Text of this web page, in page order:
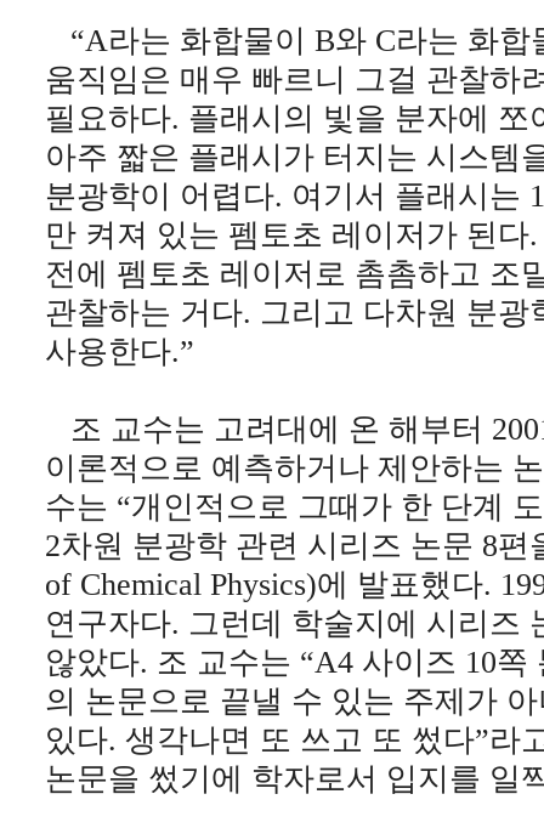
“A라는 화합물이 B와 C라는 화합
움직임은 매우 빠르니 그걸 관찰하
필요하다. 플래시의 빛을 분자에
아주 짧은 플래시가 터지는 시스템
분광학이 어렵다. 여기서 플래시는
만 켜져 있는 펨토초 레이저가 된
전에 펨토초 레이저로 촘촘하고 조
관찰하는 거다. 그리고 다차원 분
사용한다.”
조 교수는 고려대에 온 해부터
이론적으로 예측하거나 제안하는
수는 “개인적으로 그때가 한 단계
2차원 분광학 관련 시리즈 논문 8편
of Chemical Physics)에 발표했다.
연구자다. 그런데 학술지에 시리즈
않았다. 조 교수는 “A4 사이즈 10
의 논문으로 끝낼 수 있는 주제가
있다. 생각나면 또 쓰고 또 썼다”라
논문을 썼기에 학자로서 입지를 일